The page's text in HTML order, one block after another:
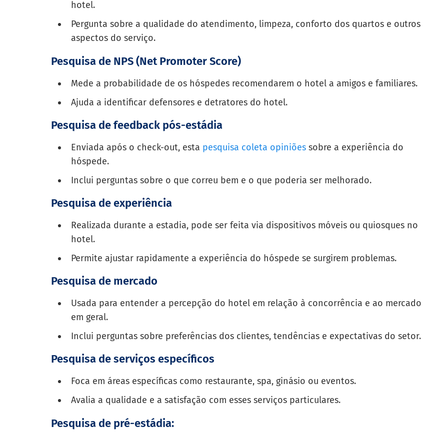
hotel.
Pergunta sobre a qualidade do atendimento, limpeza, conforto dos quartos e outros
aspectos do serviço.
Pesquisa de NPS (Net Promoter Score)
Mede a probabilidade de os hóspedes recomendarem o hotel a amigos e familiares.
Ajuda a identificar defensores e detratores do hotel.
Pesquisa de feedback pós-estádia
Enviada após o check-out, esta pesquisa coleta opiniõessobre a experiência do
hóspede.
Inclui perguntas sobre o que correu bem e o que poderia ser melhorado.
Pesquisa de experiência
Realizada durante a estadia, pode ser feita via dispositivos móveis ou quiosques no
hotel.
Permite ajustar rapidamente a experiência do hóspede se surgirem problemas.
Pesquisa de mercado
Usada para entender a percepção do hotel em relação à concorrência e ao mercado
em geral.
Inclui perguntas sobre preferências dos clientes, tendências e expectativas do setor.
Pesquisa de serviços específicos
Foca em áreas específicas como restaurante, spa, ginásio ou eventos.
Avalia a qualidade e a satisfação com esses serviços particulares.
Pesquisa de pré-estádia: